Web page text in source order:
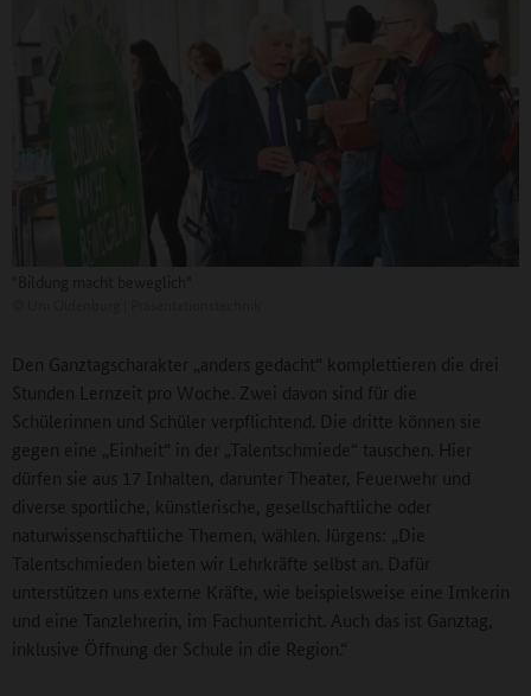
Den Ganztagscharakter „anders gedacht“ komplettieren die drei
Stunden Lernzeit pro Woche. Zwei davon sind für die
Schülerinnen und Schüler verpflichtend. Die dritte können sie
gegen eine „Einheit“ in der „Talentschmiede“ tauschen. Hier
dürfen sie aus 17 Inhalten, darunter Theater, Feuerwehr und
diverse sportliche, künstlerische, gesellschaftliche oder
naturwissenschaftliche Themen, wählen. Jürgens: „Die
Talentschmieden bieten wir Lehrkräfte selbst an. Dafür
unterstützen uns externe Kräfte, wie beispielsweise eine Imkerin
und eine Tanzlehrerin, im Fachunterricht. Auch das ist Ganztag,
inklusive Öffnung der Schule in die Region.“